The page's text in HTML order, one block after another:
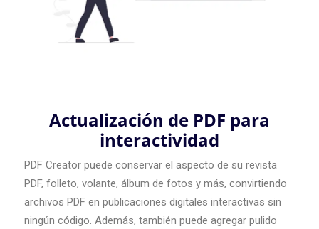
Actualización de PDF para
interactividad
PDF Creator puede conservar el aspecto de su revista
PDF, folleto, volante, álbum de fotos y más, convirtiendo
archivos PDF en publicaciones digitales interactivas sin
ningún código. Además, también puede agregar pulido